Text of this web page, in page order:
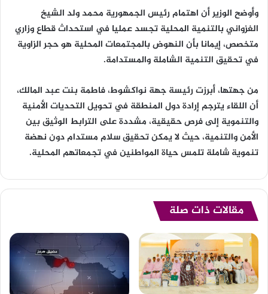
وأوضح الوزير أن اهتمام رئيس الجمهورية محمد ولد الشيخ
الغزواني بالتنمية المحلية تجسد عمليا في استحداث قطاع وزاري
متخصص، إيمانا بأن النهوض بالمجتمعات المحلية هو حجر الزاوية
في تحقيق التنمية الشاملة والمستدامة.
من جهتها، أبرزت رئيسة جهة نواكشوط، فاطمة بنت عبد المالك،
أن اللقاء يترجم إرادة دول المنطقة في تحويل التحديات الأمنية
والتنموية إلى فرص حقيقية، مشددة على الترابط الوثيق بين
الأمن والتنمية، حيث لا يمكن تحقيق سلام مستدام دون نهضة
تنموية شاملة تلمس حياة المواطنين في تجمعاتهم المحلية.
مقالات ذات صلة